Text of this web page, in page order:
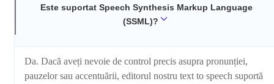
Este suportat Speech Synthesis Markup Language
(SSML)?
Da. Dacă aveți nevoie de control precis asupra pronunției,
pauzelor sau accentuării, editorul nostru text to speech suportă